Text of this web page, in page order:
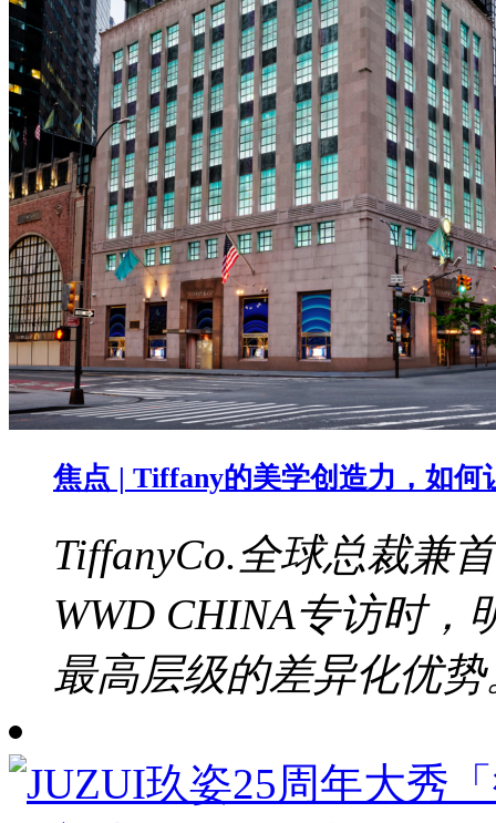
焦点 | Tiffany的美学创造力，如何
TiffanyCo.全球总裁兼
WWD CHINA专访时
最高层级的差异化优势